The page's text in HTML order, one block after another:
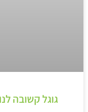
גוגל קשובה לנו ומגלה 2